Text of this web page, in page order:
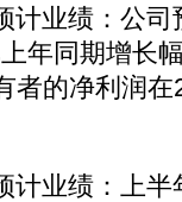
业绩：公司
年同期增长
者的净利润
业绩：上半